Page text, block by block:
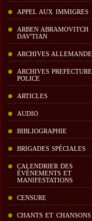
APPEL AUX IMMIGRES
ARBEN ABRAMOVITCH
DAV'TIAN
ARCHIVES
ARCHIVES
POLICE
ARTICLES
AUDIO
BIBLIOGRAPHIE
BRIGADES SPÉCIALES
CALENDRIER DES
ÉVÉNEMENTS ET
MANIFESTATIONS
CENSURE
CHANTS ET CHANSONS